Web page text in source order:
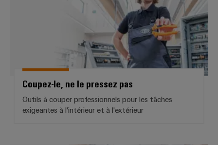
Coupez-le, ne le pressez pas
Outils à couper professionnels pour les tâches
exigeantes à l'intérieur et à l'extérieur